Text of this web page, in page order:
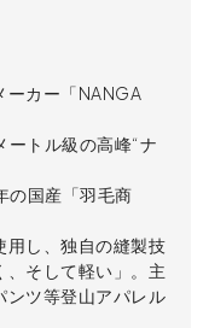
ーカー「NANGA
トル級の高峰“ナ
の国産「羽毛商
用し、独自の縫製技
そして軽い」。主
ンツ等登山アパレル